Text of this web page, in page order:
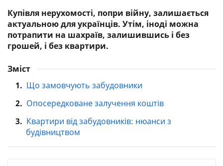
Купівля нерухомості, попри війну, залишається
актуальною для українців. Утім, іноді можна
потрапити на шахраїв, залишившись і без
грошей, і без квартири.
Зміст
1. Що замовчують забудовники
2. Опосередковане залучення коштів
3. Квартири від забудовників: нюанси з
будівництвом